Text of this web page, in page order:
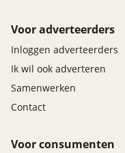
Voor adverteerders
Inloggen adverteerders
Ik wil ook adverteren
Samenwerken
Contact
Voor consumenten